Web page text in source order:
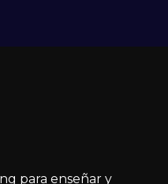
para enseñar y